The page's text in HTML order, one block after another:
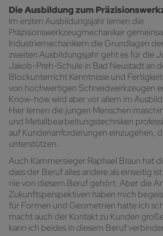
Die Ausbildung zum
Im ersten Ausbildungsjahr lernen die
Präzisionswerkzeugmechaniker
Industriemechanikern die Grundlagen
zweiten Ausbildungsjahr geht es für die
Jakob-Preh-Schule in Bad Neustadt an
Blockunterricht Kenntnisse und
von hochwertigen Schneidwerkzeugen
Know-how wird aber vor allem im
Hier lernen die jungen Menschen
und Metallbearbeitungstechniken
auf Kundenanforderungen einzugehen,
unterstützen.
Auch Kammersieger Raphael Braun hat
dass der Beruf alles andere als einseitig
nie von diesem Beruf gehört. Aber die
Zukunftsperspektiven haben mich
für Formen und Geometrien hatte ich
macht auch der Kontakt zu Kunden
kann ich beides in diesem Beruf